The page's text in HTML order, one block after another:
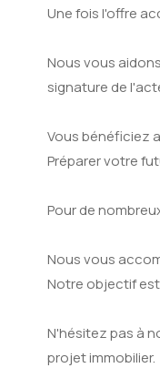
Une fois l'offre
Nous vous
signature de
Vous bénéficiez
Préparer votre
Pour de
Nous vous
Notre objectif
N'hésitez pas à
projet immobilier.